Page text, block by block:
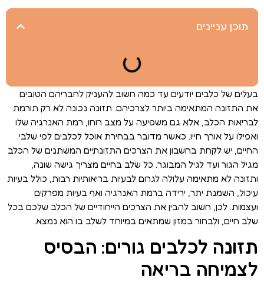
תוכן עניינים
בעלים של כלבים יודעים עד כמה חשוב להעניק לחבריהם הטובים
את התזונה המתאימה ביותר לצרכיהם. תזונה נכונה לא רק תורמת
לבריאות הכלב, אלא גם משפיעה על מצב רוחו, רמת האנרגיה שלו
ואפילו על אורך חייו. כאשר מדובר בבחירת אוכל לכלבים לפי שלבי
החיים, יש לקחת בחשבון את הצרכים התזונתיים המשתנים של הכלב
מגיל הגור ועד לגיל המבוגר. כל שלב בחיים מצריך גישה שונה,
ותזונה לא מתאימה עלולה לגרום לבעיות בריאותיות רבות, כולל בעיות
עיכול, השמנת יתר, ירידה ברמת האנרגיה ואף בעיות מפרקים
ועצמות. לכן, חשוב להבין את הצרכים הייחודיים של הכלב שלכם בכל
שלב חיים, ולבחור במזון שמתאים במיוחד לשלב בו הוא נמצא.
תזונה לכלבים גורים: הבסיס
לצמיחה בריאה